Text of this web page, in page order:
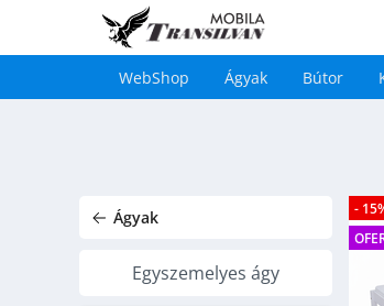
Main
WebShop Ágyak Bútor
Ágyak
Egyszemelyes ágy
-